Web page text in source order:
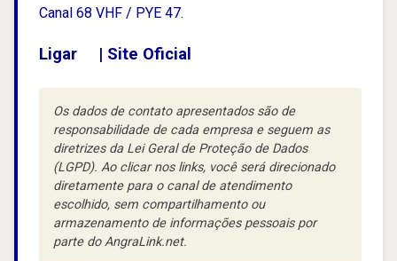
Canal 68 VHF / PYE 47.
Ligar | Site Oficial
Os dados de contato apresentados são de
responsabilidade de cada empresa e seguem as
diretrizes da Lei Geral de Proteção de Dados
(LGPD). Ao clicar nos links, você será direcionado
diretamente para o canal de atendimento
escolhido, sem compartilhamento ou
armazenamento de informações pessoais por
parte do AngraLink.net.